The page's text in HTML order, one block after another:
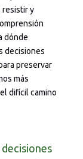
resistir y
dónde
decisiones
preservar
más
difícil camino